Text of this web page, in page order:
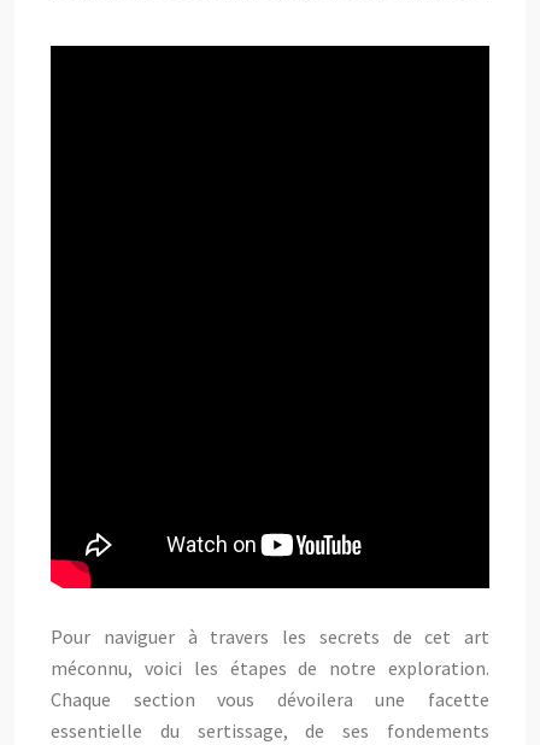
Pour naviguer à travers les secrets de cet art
méconnu, voici les étapes de notre exploration.
Chaque section vous dévoilera une facette
essentielle du sertissage, de ses fondements